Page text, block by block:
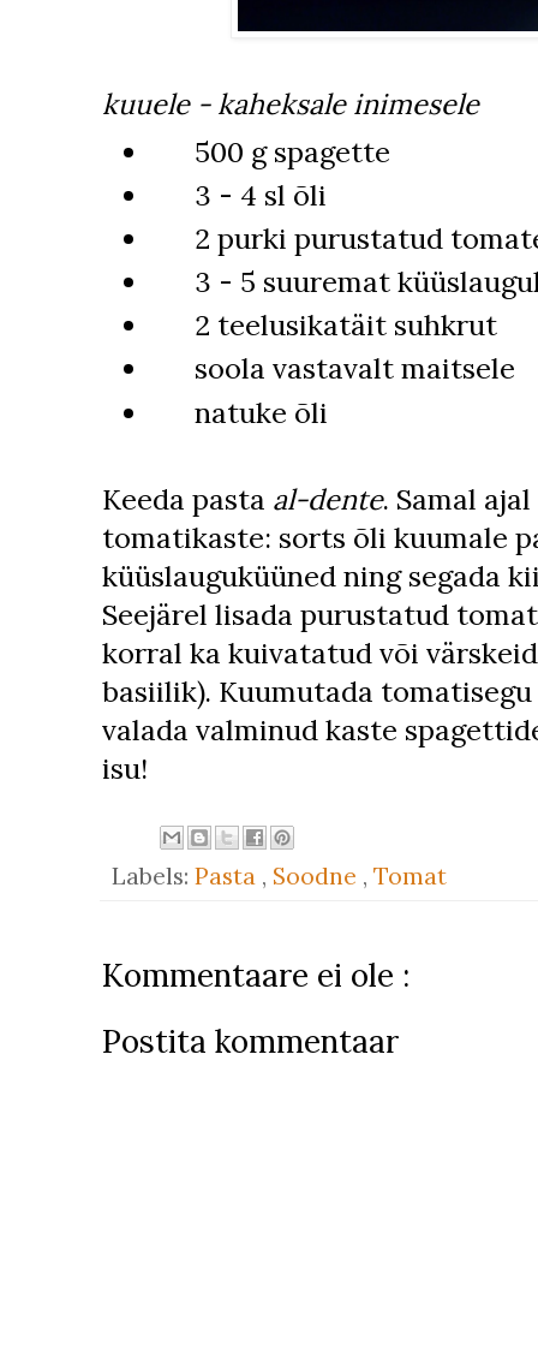
kuuele - kaheksale inimesele
500 g spagette
3 - 4 sl õli
2 purki purustatud
3 - 5 suuremat
2 teelusikatäit suhkrut
soola vastavalt maitsele
natuke õli
Keeda pasta al-dente. Samal
tomatikaste: sorts õli kuumale
küüslauguküüned ning segada
Seejärel lisada purustatud
korral ka kuivatatud või
basiilik). Kuumutada
valada valminud kaste
isu!
Labels: Pasta , Soodne , Tomat
Kommentaare ei ole :
Postita kommentaar